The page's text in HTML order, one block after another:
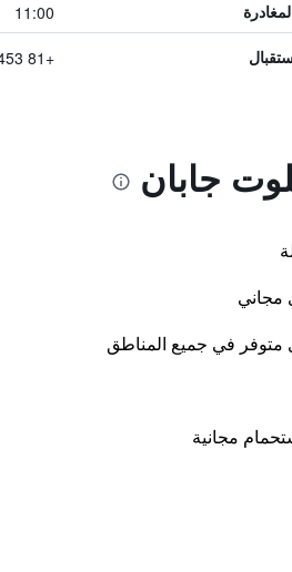
11:00
+81 453 122 111
جابان
مجاني
متوفر في جميع المناطق
مجانية